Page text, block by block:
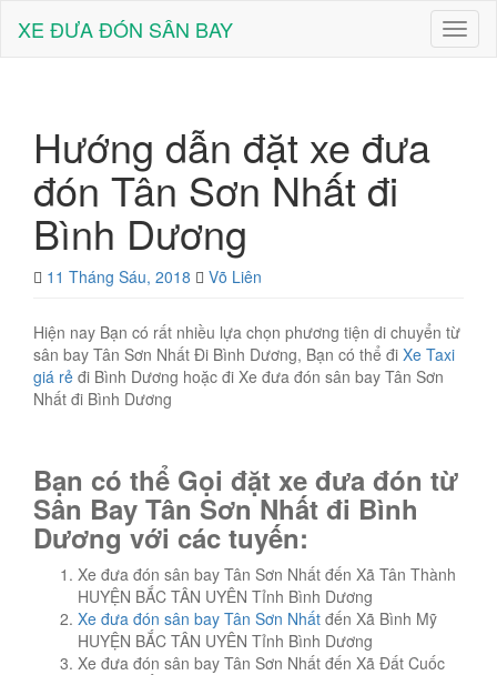
XE ĐƯA ĐÓN SÂN BAY
Hướng dẫn đặt xe đưa
đón Tân Sơn Nhất đi
Bình Dương
11 Tháng Sáu, 2018 Võ Liên
Hiện nay Bạn có rất nhiều lựa chọn phương tiện di chuyển từ
sân bay Tân Sơn Nhất Đi Bình Dương, Bạn có thể đi Xe Taxi
giá rẻ đi Bình Dương hoặc đi Xe đưa đón sân bay Tân Sơn
Nhất đi Bình Dương
Bạn có thể Gọi đặt xe đưa đón từ
Sân Bay Tân Sơn Nhất đi Bình
Dương với các tuyến:
Xe đưa đón sân bay Tân Sơn Nhất đến Xã Tân Thành
HUYỆN BẮC TÂN UYÊN Tỉnh Bình Dương
Xe đưa đón sân bay Tân Sơn Nhất đến Xã Bình Mỹ
HUYỆN BẮC TÂN UYÊN Tỉnh Bình Dương
Xe đưa đón sân bay Tân Sơn Nhất đến Xã Đất Cuốc